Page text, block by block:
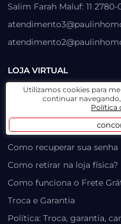
Salim Farah Maluf: 11 2780-
LOJA VIRTUAL
Lista de Desejos
Prazo, Rastreio e
Dúvidas Frequentes /
Como recuperar sua senha
Como retirar na loja física?
Como funciona o Frete
Troca e Garantia
Política: Troca, garantia,
Utilizamos cookies para
continuar
Política